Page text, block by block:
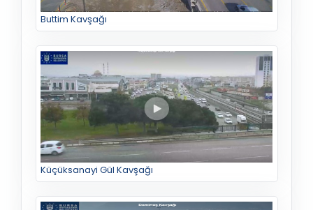
Buttim Kavşağı
Küçüksanayi Gül Kavşağı